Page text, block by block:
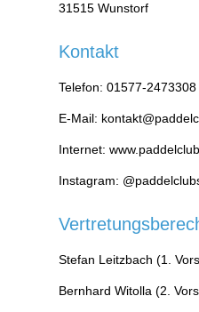
31515 Wunstorf
Kontakt
Telefon: 01577-
E-Mail:
Internet:
Instagram:
Stefan Leitzbach (1.
Bernhard Witolla (2.